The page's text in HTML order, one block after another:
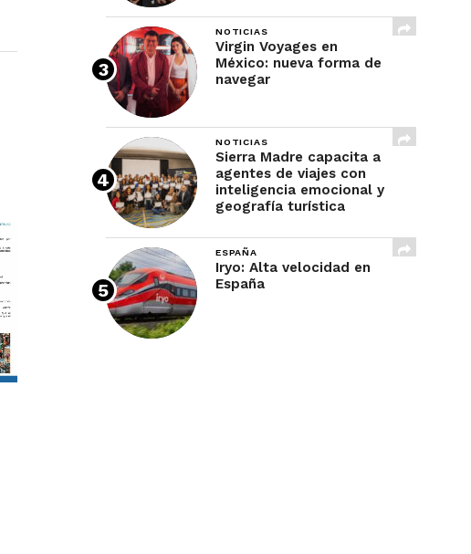
NOTICIAS
Virgin Voyages en
México: nueva forma de
navegar
NOTICIAS
Sierra Madre capacita a
agentes de viajes con
inteligencia emocional y
geografía turística
ESPAÑA
Iryo: Alta velocidad en
España